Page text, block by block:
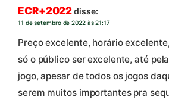
ECR+2022disse:
11 de setembro de 2022 às 21:17
Preço excelente, horário
só o público ser excelente, até
jogo, apesar de todos os jogos
serem muitos importantes pra